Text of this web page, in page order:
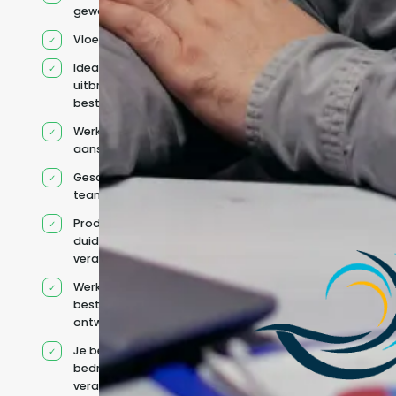
geworven profiel
Vloeiend Engels
Ideaal voor het
uitbreiden van
bestaande capaciteit
Werkt onder jouw
aansturing
Geschikt voor hybride
teams
Productcontext en
duidelijke
verantwoordelijkheden
Werkt binnen jouw
bestaande
ontwikkelteam
Je behoudt jouw
bedrijfs- en IT-
verantwoordelijkheden